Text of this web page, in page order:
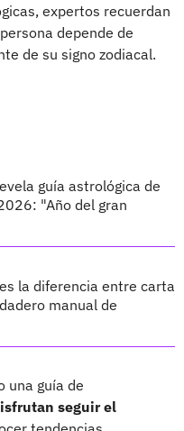
expertos recuerdan
depende de
de su signo zodiacal.
guía astrológica de
"Año del gran
la diferencia entre carta
manual de
una guía de
seguir el